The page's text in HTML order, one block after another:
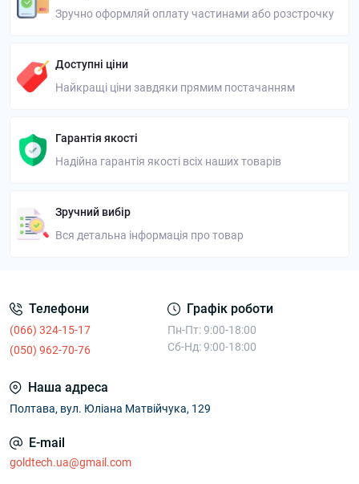
Зручно оформляй оплату частинами або розстрочку
Доступні ціни
Найкращі ціни завдяки прямим постачанням
Гарантія якості
Надійна гарантія якості всіх наших товарів
Зручний вибір
Вся детальна інформація про товар
Телефони
(066) 324-15-17
(050) 962-70-76
Графік роботи
Пн-Пт: 9:00-18:00
Сб-Нд: 9:00-18:00
Наша адреса
Полтава, вул. Юліана Матвійчука, 129
E-mail
goldtech.ua@gmail.com